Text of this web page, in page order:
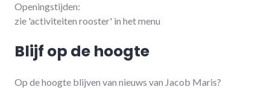
Openingstijden:
zie 'activiteiten rooster' in het menu
Blijf op de hoogte
Op de hoogte blijven van nieuws van Jacob Maris?